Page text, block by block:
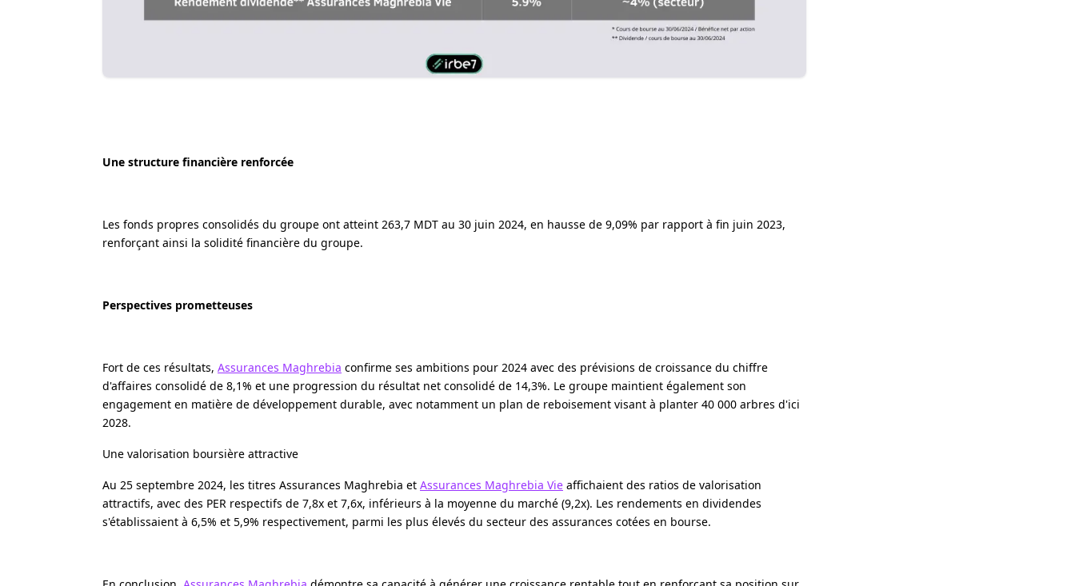
Une structure financière renforcée
Les fonds propres consolidés du groupe ont atteint 263,7 MDT au 30 juin 2024, en hausse de 9,09% par rapport à fin juin 2023,
renforçant ainsi la solidité financière du groupe.
Perspectives prometteuses
Fort de ces résultats, Assurances Maghrebia confirme ses ambitions pour 2024 avec des prévisions de croissance du chiffre
d'affaires consolidé de 8,1% et une progression du résultat net consolidé de 14,3%. Le groupe maintient également son
engagement en matière de développement durable, avec notamment un plan de reboisement visant à planter 40 000 arbres d'ici
2028.
Une valorisation boursière attractive
Au 25 septembre 2024, les titres Assurances Maghrebia et Assurances Maghrebia Vie affichaient des ratios de valorisation
attractifs, avec des PER respectifs de 7,8x et 7,6x, inférieurs à la moyenne du marché (9,2x). Les rendements en dividendes
s'établissaient à 6,5% et 5,9% respectivement, parmi les plus élevés du secteur des assurances cotées en bourse.